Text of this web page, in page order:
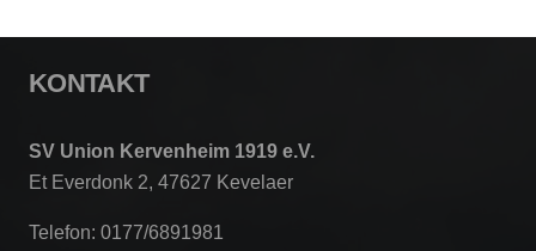
KONTAKT
SV Union Kervenheim 1919 e.V.
Et Everdonk 2, 47627 Kevelaer
Telefon: 0177/6891981